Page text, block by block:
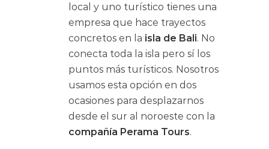
local y uno turístico tienes una
empresa que hace trayectos
concretos en la isla de Bali. No
conecta toda la isla pero sí los
puntos más turísticos. Nosotros
usamos esta opción en dos
ocasiones para desplazarnos
desde el sur al noroeste con la
compañía Perama Tours.